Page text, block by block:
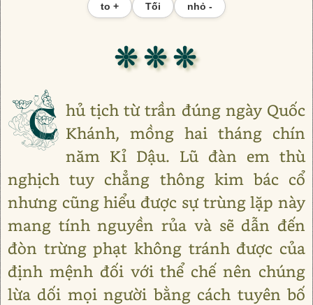
to + Tối nhỏ -
❊ ❊ ❊
C hủ tịch từ trần đúng ngày Quốc
Khánh, mồng hai tháng chín
năm Kỉ Dậu. Lũ đàn em thù
nghịch tuy chẳng thông kim bác cổ
nhưng cũng hiểu được sự trùng lặp này
mang tính nguyền rủa và sẽ dẫn đến
đòn trừng phạt không tránh được của
định mệnh đối với thể chế nên chúng
lừa dối mọi người bằng cách tuyên bố